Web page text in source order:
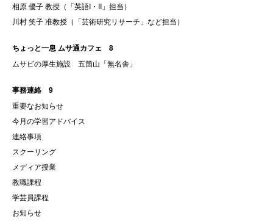
相原 優子 教授（「英語I・II」担当）
川村 笑子 准教授（「芸術研究リサーチ」など担当）
ちょっと一息 ムサ通カフェ 8
ムサビの厚生施設 五箇山「無名舎」
事務連絡 9
重要なお知らせ
今月の学習アドバイス
連絡事項
スクーリング
メディア授業
教職課程
学芸員課程
お知らせ